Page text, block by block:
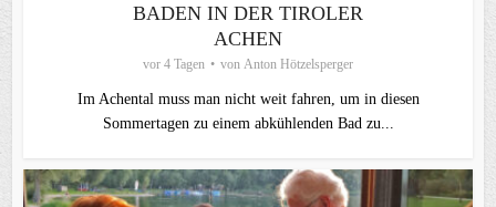
BADEN IN DER TIROLER
ACHEN
vor 4 Tagen von Anton Hötzelsperger
Im Achental muss man nicht weit fahren, um in diesen
Sommertagen zu einem abkühlenden Bad zu...